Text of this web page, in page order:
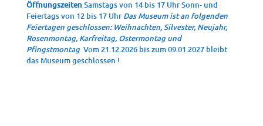
ÖffnungszeitenSamstags von 14 bis 17 Uhr Sonn- und
Feiertags von 12 bis 17 Uhr Das Museum ist an folgenden
Feiertagen geschlossen: Weihnachten, Silvester, Neujahr,
Rosenmontag, Karfreitag, Ostermontag und
Pfingstmontag Vom 21.12.2026 bis zum 09.01.2027 bleibt
das Museum geschlossen !